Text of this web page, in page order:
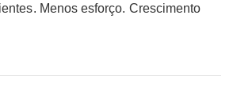
Menos esforço. Crescimento